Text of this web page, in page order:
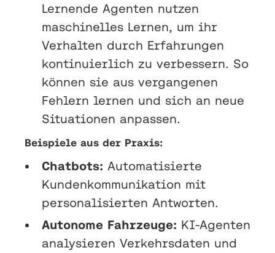
Lernende Agenten nutzen
maschinelles Lernen, um ihr
Verhalten durch Erfahrungen
kontinuierlich zu verbessern. So
können sie aus vergangenen
Fehlern lernen und sich an neue
Situationen anpassen.
Beispiele aus der Praxis:
Chatbots: Automatisierte
Kundenkommunikation mit
personalisierten Antworten.
Autonome Fahrzeuge: KI-Agenten
analysieren Verkehrsdaten und